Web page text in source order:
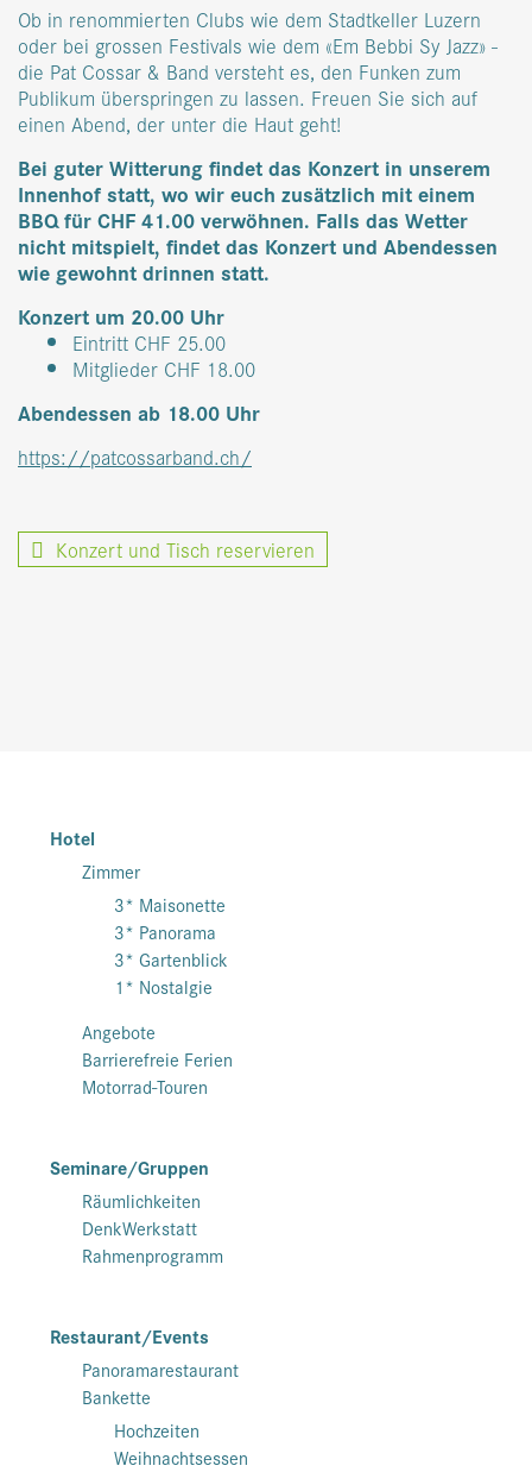
Ob in renommierten Clubs wie dem Stadtkeller Luzern
oder bei grossen Festivals wie dem «Em Bebbi Sy Jazz» -
die Pat Cossar & Band versteht es, den Funken zum
Publikum überspringen zu lassen. Freuen Sie sich auf
einen Abend, der unter die Haut geht!
Bei guter Witterung findet das Konzert in unserem
Innenhof statt, wo wir euch zusätzlich mit einem
BBQ für CHF 41.00 verwöhnen. Falls das Wetter
nicht mitspielt, findet das Konzert und Abendessen
wie gewohnt drinnen statt.
Konzert um 20.00 Uhr
Eintritt CHF 25.00
Mitglieder CHF 18.00
Abendessen ab 18.00 Uhr
https://patcossarband.ch/
Konzert und Tisch reservieren
Hotel
Zimmer
3* Maisonette
3* Panorama
3* Gartenblick
1* Nostalgie
Angebote
Barrierefreie Ferien
Motorrad-Touren
Seminare/Gruppen
Räumlichkeiten
DenkWerkstatt
Rahmenprogramm
Restaurant/Events
Panoramarestaurant
Bankette
Hochzeiten
Weihnachtsessen